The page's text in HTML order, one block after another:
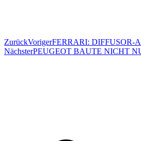
ZurückVorigerFERRARI: DIFFUSOR-
NächsterPEUGEOT BAUTE NICHT